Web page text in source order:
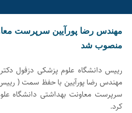
مهندس رضا پورآیین سرپرست
منصوب شد
رییس دانشگاه علوم پزشکی دزفول
مهندس رضا پورآیین با حفظ سمت ( رییس
سرپرست معاونت بهداشتی دانشگاه
کرد.